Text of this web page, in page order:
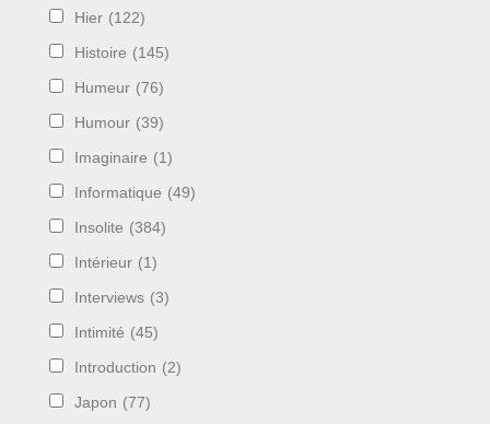
Hier (122)
Histoire (145)
Humeur (76)
Humour (39)
Imaginaire (1)
Informatique (49)
Insolite (384)
Intérieur (1)
Interviews (3)
Intimité (45)
Introduction (2)
Japon (77)